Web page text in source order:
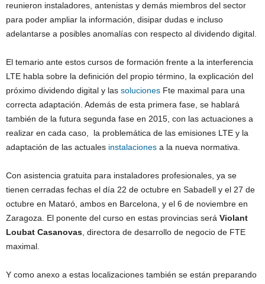
reunieron instaladores, antenistas y demás miembros del sector
para poder ampliar la información, disipar dudas e incluso
adelantarse a posibles anomalías con respecto al dividendo digital.
El temario ante estos cursos de formación frente a la interferencia
LTE habla sobre la definición del propio término, la explicación del
próximo dividendo digital y las soluciones Fte maximal para una
correcta adaptación. Además de esta primera fase, se hablará
también de la futura segunda fase en 2015, con las actuaciones a
realizar en cada caso, la problemática de las emisiones LTE y la
adaptación de las actuales instalaciones a la nueva normativa.
Con asistencia gratuita para instaladores profesionales, ya se
tienen cerradas fechas el día 22 de octubre en Sabadell y el 27 de
octubre en Mataró, ambos en Barcelona, y el 6 de noviembre en
Zaragoza. El ponente del curso en estas provincias será Violant
Loubat Casanovas , directora de desarrollo de negocio de FTE
maximal.
Y como anexo a estas localizaciones también se están preparando